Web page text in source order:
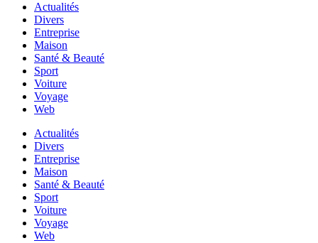
Actualités
Divers
Entreprise
Maison
Santé & Beauté
Sport
Voiture
Voyage
Web
Actualités
Divers
Entreprise
Maison
Santé & Beauté
Sport
Voiture
Voyage
Web